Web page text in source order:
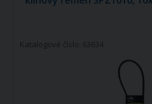
Katalogové číslo: 63634